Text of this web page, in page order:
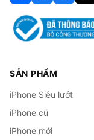
SẢN PHẨM
iPhone Siêu lướt
iPhone cũ
iPhone mới